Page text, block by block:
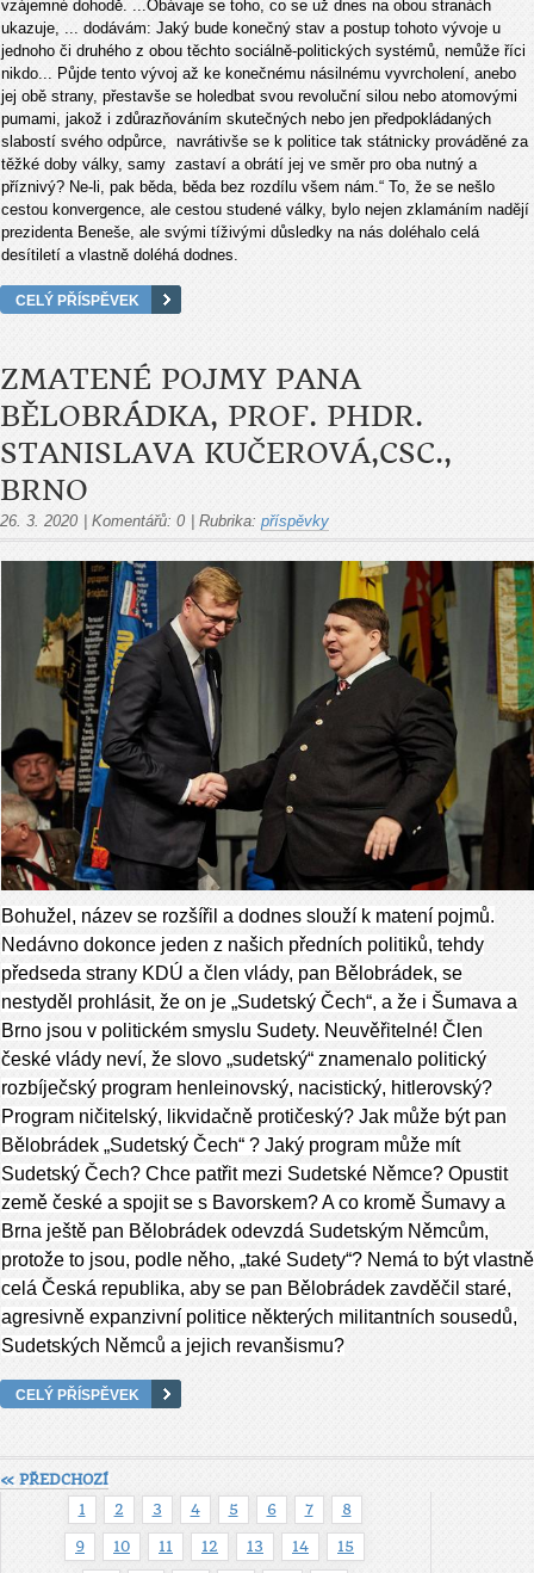
vzájemné dohodě. ...Obávaje se toho, co se už dnes na obou stranách
ukazuje, ... dodávám: Jaký bude konečný stav a postup tohoto vývoje u
jednoho či druhého z obou těchto sociálně-politických systémů, nemůže říci
nikdo... Půjde tento vývoj až ke konečnému násilnému vyvrcholení, anebo
jej obě strany, přestavše se holedbat svou revoluční silou nebo atomovými
pumami, jakož i zdůrazňováním skutečných nebo jen předpokládaných
slabostí svého odpůrce, navrátivše se k politice tak státnicky prováděné za
těžké doby války, samy zastaví a obrátí jej ve směr pro oba nutný a
příznivý? Ne-li, pak běda, běda bez rozdílu všem nám.“ To, že se nešlo
cestou konvergence, ale cestou studené války, bylo nejen zklamáním nadějí
prezidenta Beneše, ale svými tíživými důsledky na nás doléhalo celá
desítiletí a vlastně doléhá dodnes.
CELÝ PŘÍSPĚVEK
ZMATENÉ POJMY PANA
BĚLOBRÁDKA, PROF. PHDR.
STANISLAVA KUČEROVÁ,CSC.,
BRNO
26. 3. 2020 Komentářů: 0 Rubrika: příspěvky
Bohužel, název se rozšířil a dodnes slouží k matení pojmů.
Nedávno dokonce jeden z našich předních politiků, tehdy
předseda strany KDÚ a člen vlády, pan Bělobrádek, se
nestyděl prohlásit, že on je „Sudetský Čech“, a že i Šumava a
Brno jsou v politickém smyslu Sudety. Neuvěřitelné! Člen
české vlády neví, že slovo „sudetský“ znamenalo politický
rozbíječský program henleinovský, nacistický, hitlerovský?
Program ničitelský, likvidačně protičeský? Jak může být pan
Bělobrádek „Sudetský Čech“ ? Jaký program může mít
Sudetský Čech? Chce patřit mezi Sudetské Němce? Opustit
země české a spojit se s Bavorskem? A co kromě Šumavy a
Brna ještě pan Bělobrádek odevzdá Sudetským Němcům,
protože to jsou, podle něho, „také Sudety“? Nemá to být vlastně
celá Česká republika, aby se pan Bělobrádek zavděčil staré,
agresivně expanzivní politice některých militantních sousedů,
Sudetských Němců a jejich revanšismu?
CELÝ PŘÍSPĚVEK
« PŘEDCHOZÍ
1
2 3 4 5 6 7 8
9 10 11 12 13 14 15